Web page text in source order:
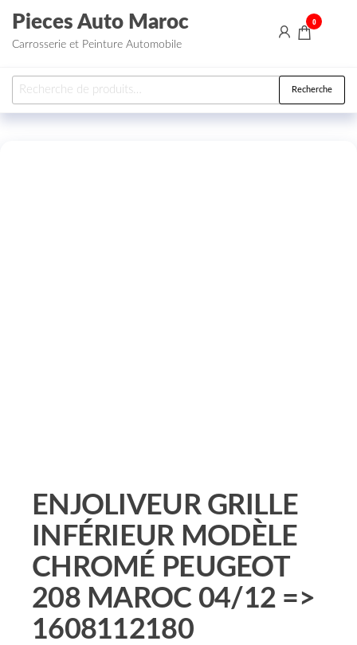
Aller au contenu
Pieces Auto Maroc
Carrosserie et Peinture Automobile
0
Recherche pour : Recherche
ENJOLIVEUR GRILLE
INFÉRIEUR MODÈLE
CHROMÉ PEUGEOT
208 MAROC 04/12 =>
1608112180